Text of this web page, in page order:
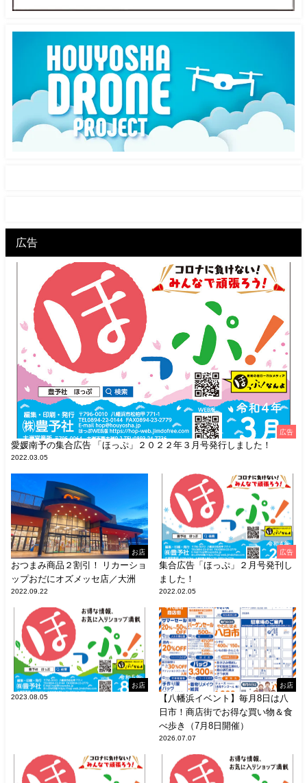
広告
広告
愛媛南予の集合広告 「ほっぷ」２０２２年３月号発行しました！
2022.03.05
お店
おつまみ商品２割引！ リカーショ
ップおだにオズメッセ店／大洲
2022.09.22
広告
集合広告「ほっぷ」２月号発刊し
ました！
2022.02.05
お店
2023.08.05
お店
【八幡浜イベント】毎月8日は八
日市！商店街でお得な買い物＆食
べ歩き（7月8日開催）
2026.07.07